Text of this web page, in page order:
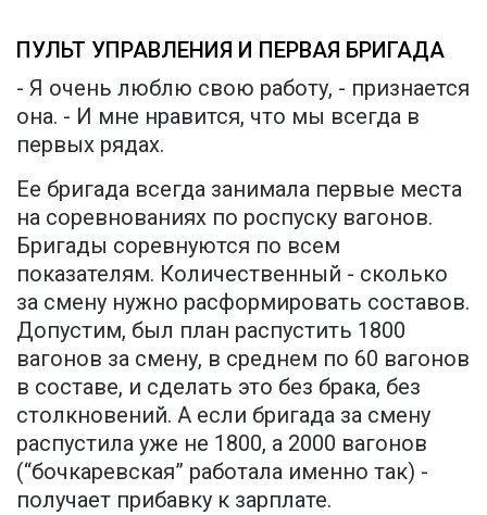
ПУЛЬТ УПРАВЛЕНИЯ И ПЕРВАЯ БРИГАДА
- Я очень люблю свою работу, - признается
она. - И мне нравится, что мы всегда в
первых рядах.
Ее бригада всегда занимала первые места
на соревнованиях по роспуску вагонов.
Бригады соревнуются по всем
показателям. Количественный - сколько
за смену нужно расформировать составов.
Допустим, был план распустить 1800
вагонов за смену, в среднем по 60 вагонов
в составе, и сделать это без брака, без
столкновений. А если бригада за смену
распустила уже не 1800, а 2000 вагонов
(“бочкаревская” работала именно так) -
получает прибавку к зарплате.